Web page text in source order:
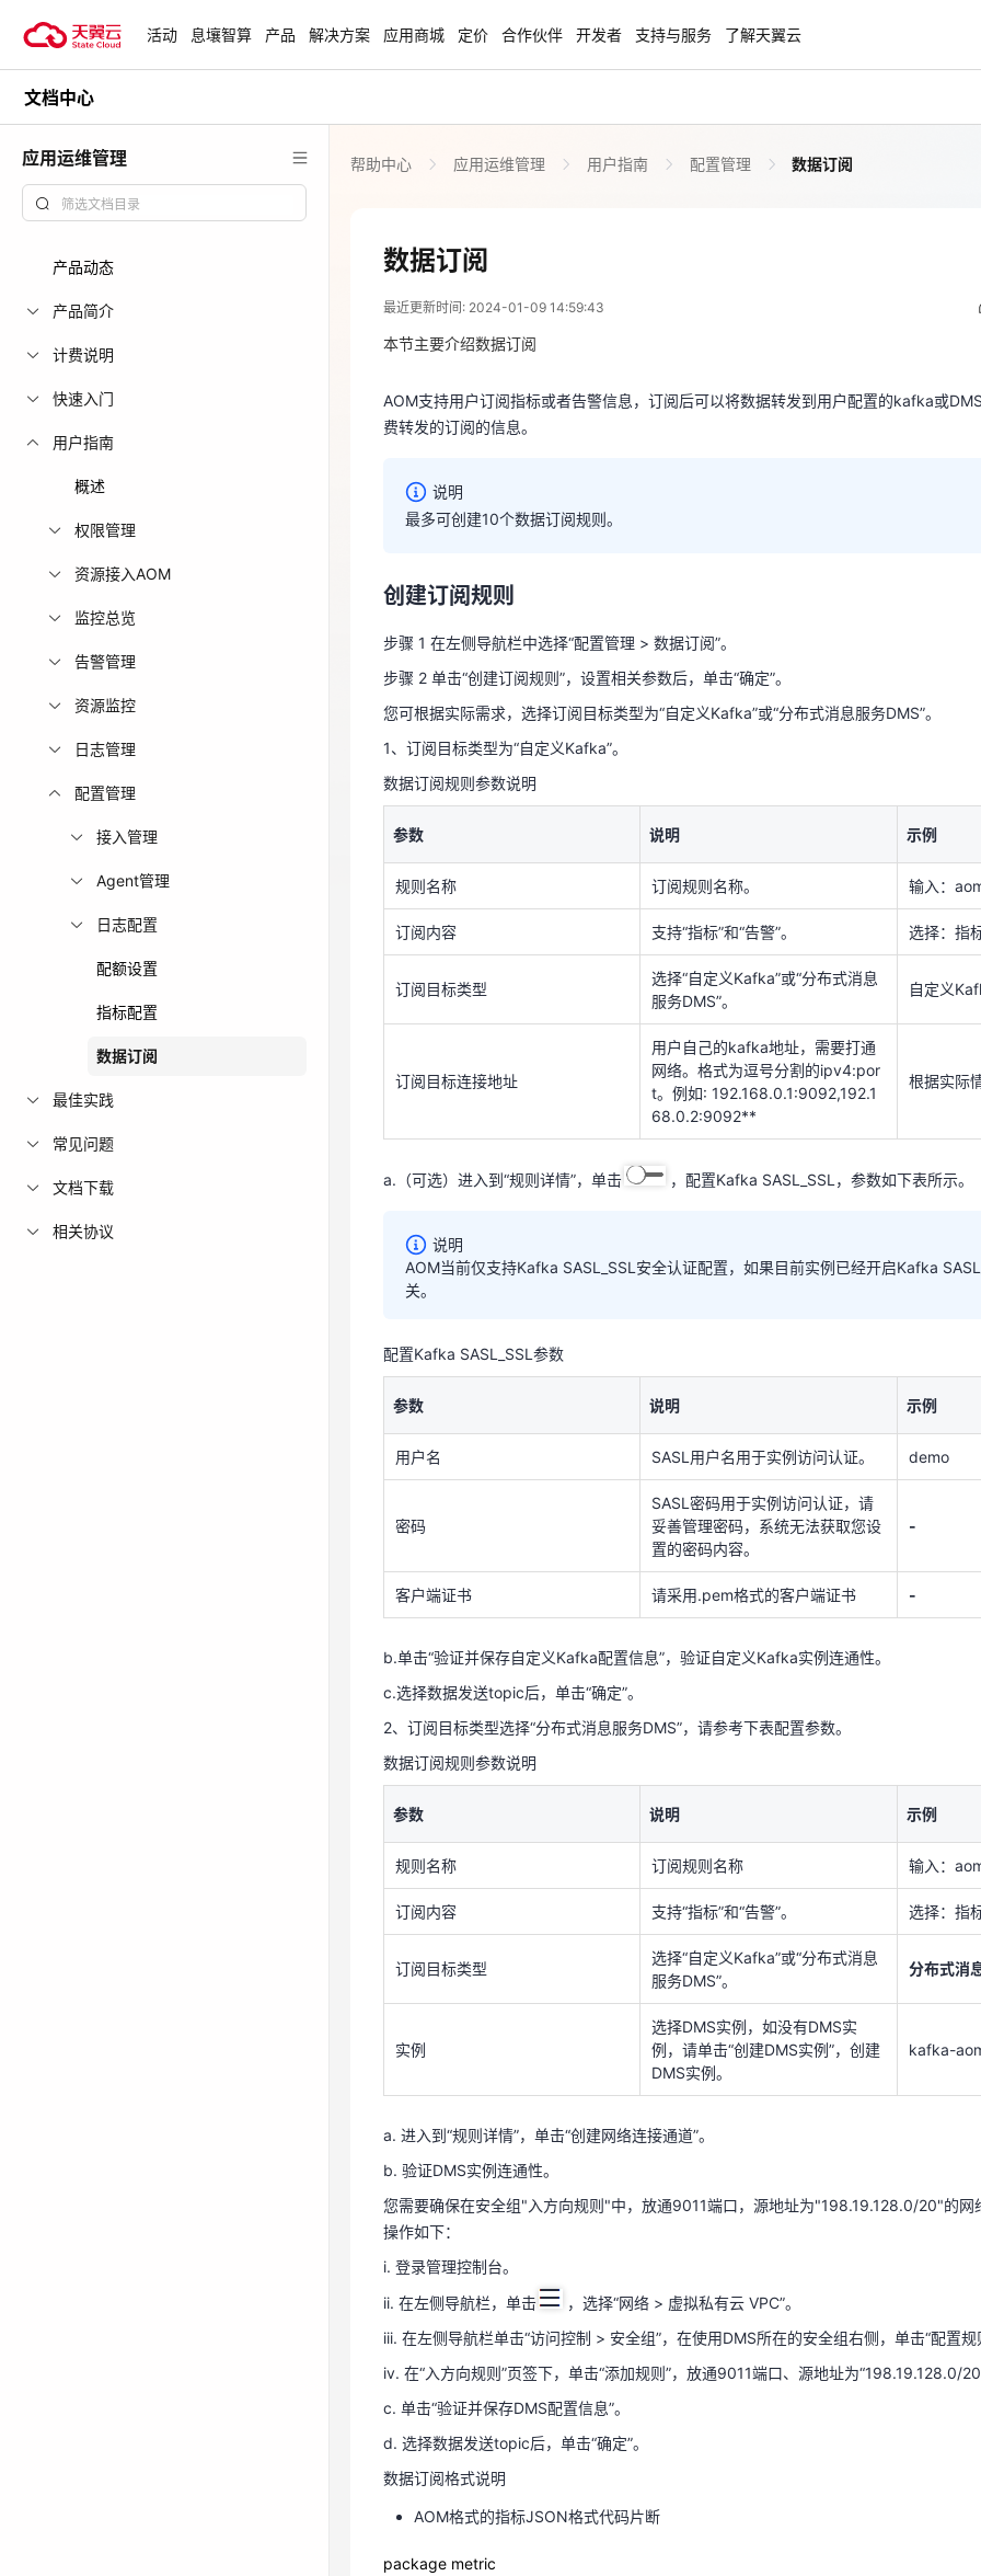
试用，产品折扣等，助您降本增
安全隔离版OpenClaw NEW 聚力AI赋能 天翼云大模型专项
企业出海解决方案
助力您的业务扬帆出海，通达全球！
“一云多芯、一云多态”,国产化软件全面适
爆款云主机全场特惠，2核4G只要1.8折起！
免费活动
多款云产品免费试用，快来开启云上之旅
活动 息壤智算 产品 解决方案 应用商城 定价 合作伙伴 开发者 支持与服务 了解天翼云
文档中心
应用运维管理
产品动态
产品简介
计费说明
快速入门
用户指南
概述
权限管理
资源接入AOM
监控总览
告警管理
资源监控
日志管理
配置管理
接入管理
Agent管理
日志配置
配额设置
指标配置
数据订阅
最佳实践
常见问题
文档下载
相关协议
帮助中心 应用运维管理 用户指南 配置管理 数据订阅
数据订阅
最近更新时间: 2024-01-09 14:59:43
2024-01-09 06:59:43
AOM支持用户订阅指标或者告警信息，订阅后可以将数据转发到用户配置的kafka或
费转发的订阅的信息。
最多可创建10个数据订阅规则。
创建订阅规则
步骤 1 在左侧导航栏中选择“配置管理 > 数据订阅”。
步骤 2 单击“创建订阅规则”，设置相关参数后，单击“确定”。
数据订阅规则参数说明
参数 说明 示例
规则名称 订阅规则名称。 输入：
订阅内容 支持“指标”和“告警”。 选择：指
订阅目标类型
选择“自定义Kafka”或“分布式消息
服务DMS”。
自定义
用户自己的kafka地址，需要打通
t。例如: 192.168.0.1:9092,192.1
a.（可选）进入到“规则详情”，单击
说明
AOM当前仅支持Kafka SASL_SSL安全认证配置，如果目前实例已经开启Kafka
关。
配置Kafka SASL_SSL参数
参数 说明
用户名
密码
SASL密码用于实例访问认证，请
客户端证书 请采用.pem格式的客户端证书 -
b.单击“验证并保存自定义Kafka配置信息”，验证自定义Kafka实例连通性。
c.选择数据发送topic后，单击“确定”。
数据订阅规则参数说明
说明
订阅规则名称
订阅目标类型
实例
a. 进入到“规则详情”，单击“创建网络连接通道”。
b. 验证DMS实例连通性。
您需要确保在安全组"入方向规则"中，放通9011端口，源地址为"198.19.128.0/20"的网
操作如下：
i. 登录管理控制台。
ii. 在左侧导航栏，单击
iii. 在左侧导航栏单击“访问控制 > 安全组”，在使用DMS所在的安全组右侧，单击“配置规
本节主要介绍数据订阅
AOM支持用户订阅指标或者告警信息，订阅后可以将数据转发到用户配置的kafka或
费转发的订阅的信息。
说明
最多可创建10个数据订阅规则。
创建订阅规则
步骤 1 在左侧导航栏中选择“配置管理 > 数据订阅”。
步骤 2 单击“创建订阅规则”，设置相关参数后，单击“确定”。
您可根据实际需求，选择订阅目标类型为“自定义Kafka”或“分布式消息服务DMS”。
1、订阅目标类型为“自定义Kafka”。
数据订阅规则参数说明
参数 说明 示例
规则名称 订阅规则名称。 输入：
订阅内容 支持“指标”和“告警”。 选择：指标
订阅目标类型
选择“自定义Kafka”或“分布式消息
服务DMS”。
自定义
订阅目标连接地址
用户自己的kafka地址，需要打通
网络。格式为逗号分割的ipv4:por
t。例如: 192.168.0.1:9092,192.1
68.0.2:9092**
根据实际
a.（可选）进入到“规则详情”，单击 ，配置Kafka SASL_SSL，参数如下表所示。
说明
AOM当前仅支持Kafka SASL_SSL安全认证配置，如果目前实例已经开启Kafka
关。
配置Kafka SASL_SSL参数
参数 说明 示例
用户名 SASL用户名用于实例访问认证。 demo
密码
SASL密码用于实例访问认证，请
妥善管理密码，系统无法获取您设
置的密码内容。
-
客户端证书 请采用.pem格式的客户端证书 -
b.单击“验证并保存自定义Kafka配置信息”，验证自定义Kafka实例连通性。
c.选择数据发送topic后，单击“确定”。
2、订阅目标类型选择“分布式消息服务DMS”，请参考下表配置参数。
数据订阅规则参数说明
参数 说明 示例
规则名称 订阅规则名称 输入：
订阅内容 支持“指标”和“告警”。 选择：指标
订阅目标类型
选择“自定义Kafka”或“分布式消息
服务DMS”。
分布式消
实例
选择DMS实例，如没有DMS实
例，请单击“创建DMS实例”，创建
DMS实例。
kafka-
a. 进入到“规则详情”，单击“创建网络连接通道”。
b. 验证DMS实例连通性。
您需要确保在安全组"入方向规则"中，放通9011端口，源地址为"198.19.128.0/20"的网
操作如下：
i. 登录管理控制台。
ii. 在左侧导航栏，单击
，选择“网络 > 虚拟私有云 VPC”。
iii. 在左侧导航栏单击“访问控制 > 安全组”，在使用DMS所在的安全组右侧，单击“配置规
iv. 在“入方向规则”页签下，单击“添加规则”，放通9011端口、源地址为“198.19.128.0/
c. 单击“验证并保存DMS配置信息”。
d. 选择数据发送topic后，单击“确定”。
数据订阅格式说明
AOM格式的指标JSON格式代码片断
package metric